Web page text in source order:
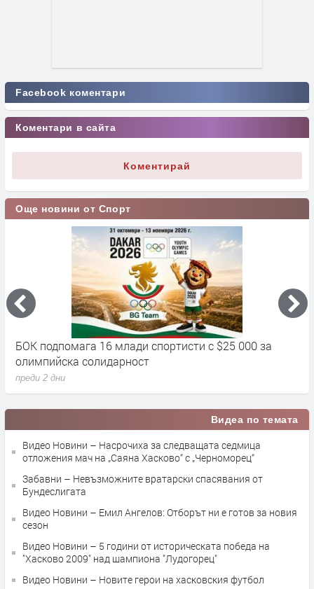
Facebook коментари
Коментари в сайта
Коментирай
Още новини от Спорт
спортисти с $25 000 за
Джокович предложи
Видеа по темата
Видео Новини – Насрочиха за следващата седмица
отложения мач на „Саяна Хасково“ с „Черноморец“
Забавни – Невъзможните вратарски спасявания от
Бундеслигата
Видео Новини – Емил Ангелов: Отборът ни е готов за новия
сезон
Видео Новини – 5 години от историческата победа на
"Хасково 2009" над шампиона "Лудогорец"
Видео Новини – Новите герои на хасковския футбол